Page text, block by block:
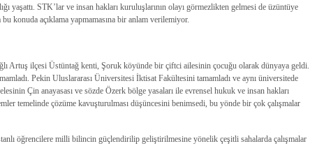
yaşattı. STK’lar ve insan hakları kuruluşlarının olayı görmezlikten gelmesi de üzüntüye
bu konuda açıklama yapmamasına bir anlam verilemiyor.
Artuş ilçesi Üstüntağ kenti, Şoruk köyünde bir çiftci ailesinin çocuğu olarak dünyaya geldi.
Pekin Uluslararası Üniversitesi İktisat Fakültesini tamamladı ve aynı üniversitede
Çin anayasası ve sözde Özerk bölge yasaları ile evrensel hukuk ve insan hakları
temelinde çözüme kavuşturulması düşüncesini benimsedi, bu yönde bir çok çalışmalar
öğrencilere milli bilincin güçlendirilip geliştirilmesine yönelik çeşitli sahalarda çalışmalar